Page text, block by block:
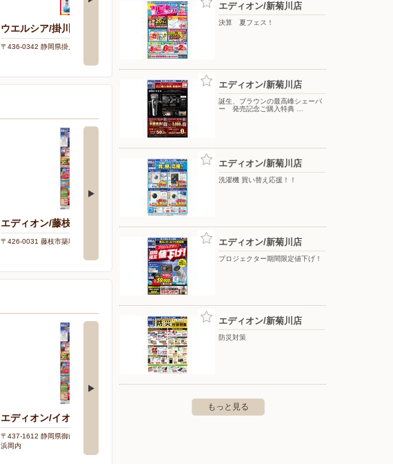
ウエルシア/掛川上西郷店
〒436-0342 静岡県掛川市上西郷508-1
エディオン/藤枝店
〒426-0031 静岡県藤枝市築地570-1
エディオン/藤枝店
〒426-0031 藤枝市築地570-1 〒438-0071 磐田市今之浦3-1-11アピタ磐田店1階
エディオン/イオンタウン浜岡店
〒437-1612 静岡県御前崎市池新田5942-1 イオンタウン
浜岡内
エディオン/藤枝店
エディオン/新菊川店
決算 夏フェス！
エディオン/新菊川店
誕生、ブラウンの最高峰シェーバ
ー 発売記念ご購入特典 …
エディオン/新菊川店
洗濯機 買い替え応援！！
エディオン/新菊川店
プロジェクター期間限定値下げ！
エディオン/新菊川店
防災対策
もっと見る